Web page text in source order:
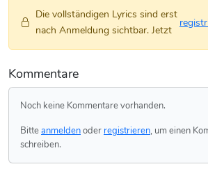
Die vollständigen Lyrics sind erst
nach Anmeldung sichtbar. Jetzt
Kommentare
Noch keine Kommentare vorhanden.
Bitteanmeldenoder registrieren, um einen
schreiben.